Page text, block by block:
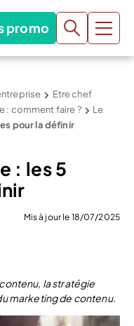
promo
Etre chef
: comment faire ?
Le
pour la définir
: les 5
Mis à jour le 18/07/2025
la stratégie
marketing de contenu.